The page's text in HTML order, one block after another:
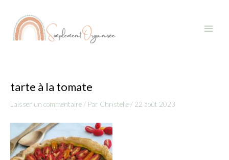
contenu
Menu
tarte à la tomate
Laisser un commentaire / Par Christelle / 22 août 2023
articles